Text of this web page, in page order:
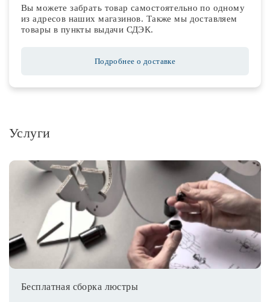
Вы можете забрать товар самостоятельно по одному
из адресов наших магазинов. Также мы доставляем
товары в пункты выдачи СДЭК.
Подробнее о доставке
Услуги
Бесплатная сборка люстры